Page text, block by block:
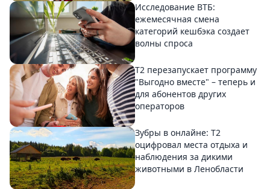
Исследование ВТБ:
ежемесячная смена
категорий кешбэка создает
волны спроса
Т2 перезапускает программу
"Выгодно вместе" – теперь и
для абонентов других
операторов
Зубры в онлайне: Т2
оцифровал места отдыха и
наблюдения за дикими
животными в Ленобласти